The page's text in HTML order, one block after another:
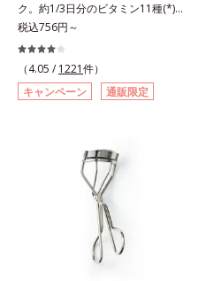
ク。約1/3日分のビタミン11種(*)・
鉄分・食物繊維配合でダイエットと
美容をしっかりサポート。食事とお
きかえるだけで簡単にカロリーを抑
えつつ、果実のいいところをまるご
と使って栄養バランスUP。食物繊
なダイエットを後押しします。さら
に牛乳以外に、豆乳やヨーグルトに
も混ぜることができ、気分や摂りた
い栄養、空腹具合に合わせて食べ方
のアレンジは自由自在！自然な果実
の味を活かした美味しさで、ハッピ
ーなダイエットを目指します。* ビ
税込756円～
（4.05 / 1221件）
キャンペーン
通販限定